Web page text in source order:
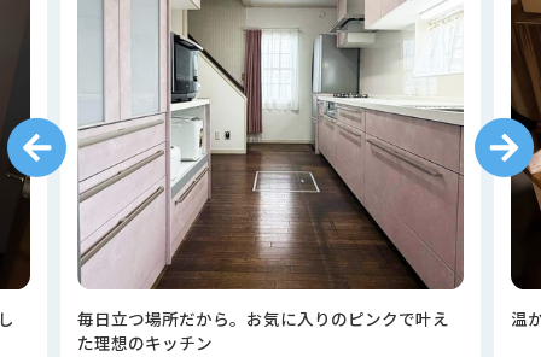
毎日立つ場所だから。お気に入りのピンクで叶え
た理想のキッチン
温